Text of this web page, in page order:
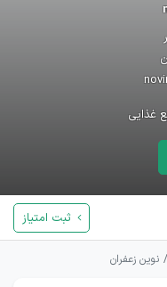
غذایی
ثبت امتیاز
نوین زعفران